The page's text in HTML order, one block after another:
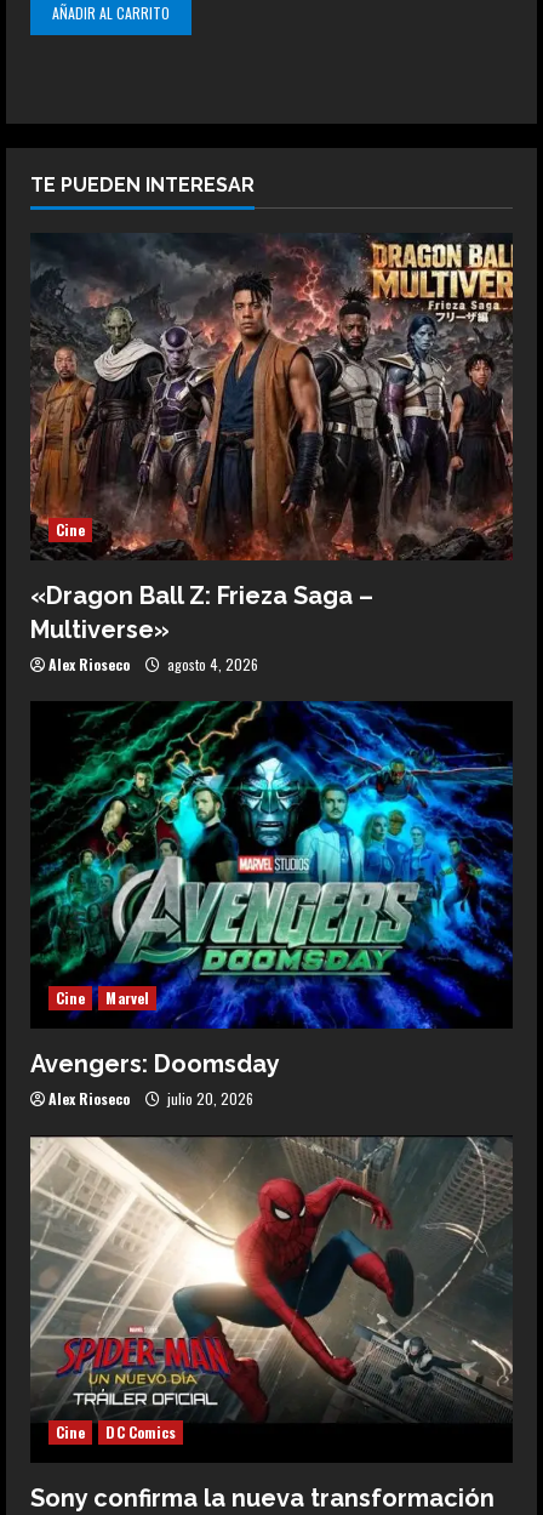
AÑADIR AL CARRITO
TE PUEDEN INTERESAR
Cine
«Dragon Ball Z: Frieza Saga –
Multiverse»
Alex Rioseco agosto 4, 2026
Cine Marvel
Avengers: Doomsday
Alex Rioseco julio 20, 2026
Cine DC Comics
Sony confirma la nueva transformación